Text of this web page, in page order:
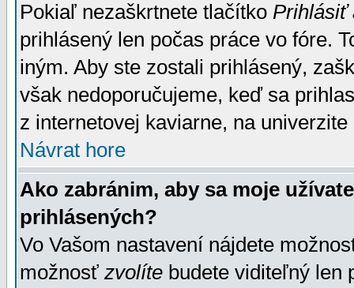
Pokiaľ nezaškrtnete tlačítko Prihlásiť
prihlásený len počas práce vo fóre.
iným. Aby ste zostali prihlásený,
však nedoporučujeme, keď sa
z internetovej kaviarne, na univerzite
Návrat hore
Ako zabránim, aby sa moje
prihlásených?
Vo Vašom nastavení nájdete
možnosť zvolíte budete viditeľný len